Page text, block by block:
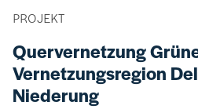
PROJEKT
Quervernetzung
Vernetzungsregion
Niederung